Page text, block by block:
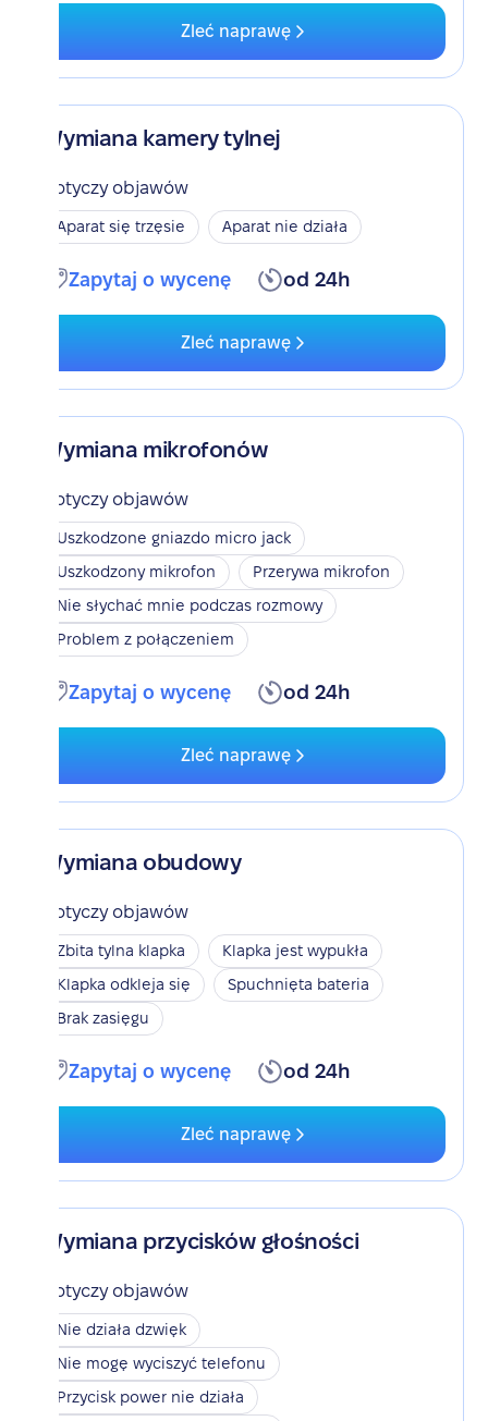
Zleć naprawę
Wymiana kamery tylnej
Dotyczy objawów
Aparat się trzęsie Aparat nie działa
Zapytaj o wycenę od 24h
Zleć naprawę
Wymiana mikrofonów
Dotyczy objawów
Uszkodzone gniazdo micro jack
Uszkodzony mikrofon
Przerywa mikrofon
Nie słychać mnie podczas rozmowy
Problem z połączeniem
Zapytaj o wycenę od 24h
Zleć naprawę
Wymiana obudowy
Dotyczy objawów
Zbita tylna klapka
Klapka jest wypukła
Klapka odkleja się
Spuchnięta bateria
Brak zasięgu
Zapytaj o wycenę od 24h
Zleć naprawę
Wymiana przycisków głośności
Dotyczy objawów
Nie działa dzwięk
Nie mogę wyciszyć telefonu
Przycisk power nie działa